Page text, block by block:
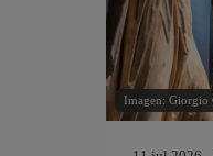
Imagen: Giorgio